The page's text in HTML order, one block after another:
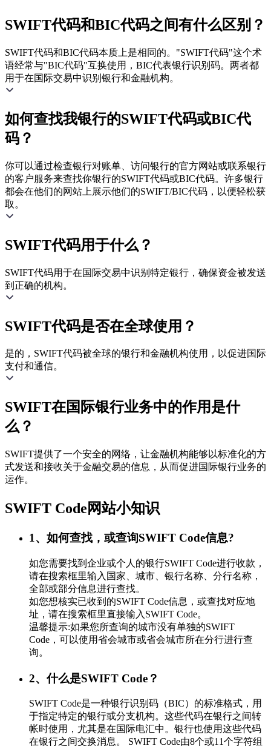
SWIFT代码和BIC代码之间有什么区别？
SWIFT代码和BIC代码本质上是相同的。"SWIFT代码"这个术
语经常与"BIC代码"互换使用，BIC代表银行识别码。两者都
用于在国际交易中识别银行和金融机构。
如何查找我银行的SWIFT代码或BIC代
码？
你可以通过检查银行对账单、访问银行的官方网站或联系银行
的客户服务来查找你银行的SWIFT代码或BIC代码。许多银行
都会在他们的网站上展示他们的SWIFT/BIC代码，以便轻松获
取。
SWIFT代码用于什么？
SWIFT代码用于在国际交易中识别特定银行，确保资金被发送
到正确的机构。
SWIFT代码是否在全球使用？
是的，SWIFT代码被全球的银行和金融机构使用，以促进国际
支付和通信。
SWIFT在国际银行业务中的作用是什
么？
SWIFT提供了一个安全的网络，让金融机构能够以标准化的方
式发送和接收关于金融交易的信息，从而促进国际银行业务的
运作。
SWIFT Code网站小知识
1、如何查找，或查询SWIFT Code信息?
如您需要找到企业或个人的银行SWIFT Code进行收款，
请在搜索框里输入国家、城市、银行名称、分行名称，
全部或部分信息进行查找。
如您想核实已收到的SWIFT Code信息，或查找对应地
址，请在搜索框里直接输入SWIFT Code。
温馨提示:如果您所查询的城市没有单独的SWIFT
Code，可以使用省会城市或省会城市所在分行进行查
询。
2、什么是SWIFT Code？
SWIFT Code是一种银行识别码（BIC）的标准格式，用
于指定特定的银行或分支机构。这些代码在银行之间转
帐时使用，尤其是在国际电汇中。银行也使用这些代码
在银行之间交换消息。 SWIFT Code由8个或11个字符组